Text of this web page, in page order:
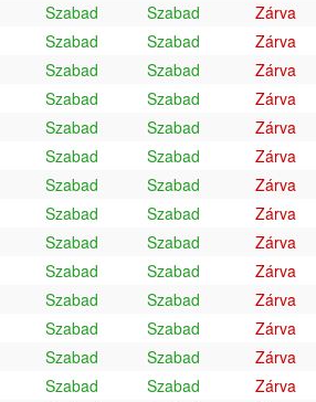
Szabad Szabad
Zárva
Szabad Szabad
Zárva
Szabad Szabad
Zárva
Szabad Szabad
Zárva
Szabad Szabad
Zárva
Szabad Szabad
Zárva
Szabad Szabad
Zárva
Szabad Szabad
Zárva
Szabad Szabad
Zárva
Szabad Szabad
Zárva
Szabad Szabad
Zárva
Szabad Szabad
Zárva
Szabad Szabad
Zárva
Szabad Szabad
Zárva